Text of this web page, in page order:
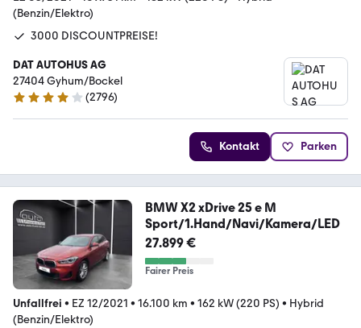
(Benzin/Elektro)
3000 DISCOUNTPREISE!
DAT AUTOHUS AG
27404 Gyhum/Bockel
4.2 Sterne
(2796)
Kontakt Parken
BMW X2 xDrive 25 e M
Sport/1.Hand/Navi/Kamera/LED
27.899 €
Fairer Preis
Unfallfrei • EZ 12/2021 • 16.100 km • 162 kW (220 PS) • Hybrid
(Benzin/Elektro)